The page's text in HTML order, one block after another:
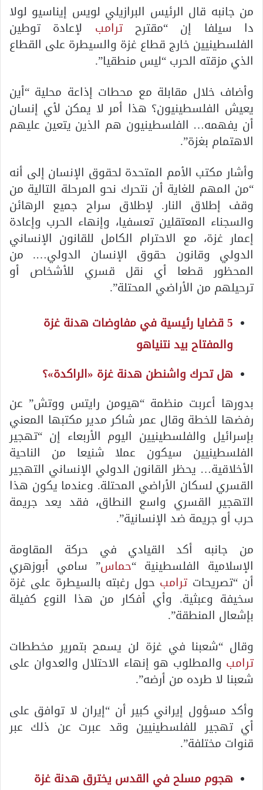
من جانبه قال الرئيس البرازيلي لويس إيناسيو لولا
دا سيلفا إن “مقترح ترامب لإعادة توطين
الفلسطينيين خارج قطاع غزة والسيطرة على القطاع
الذي مزقته الحرب “ليس منطقيا”.
وأضاف خلال مقابلة مع محطات إذاعة محلية “أين
يعيش الفلسطينيون؟ هذا أمر لا يمكن لأي إنسان
أن يفهمه… الفلسطينيون هم الذين يتعين عليهم
الاهتمام بغزة”.
وأشار مكتب الأمم المتحدة لحقوق الإنسان إلى أنه
“من المهم للغاية أن نتحرك نحو المرحلة التالية من
وقف إطلاق النار. لإطلاق سراح جميع الرهائن
والسجناء المعتقلين تعسفيا، وإنهاء الحرب وإعادة
إعمار غزة، مع الاحترام الكامل للقانون الإنساني
الدولي وقانون حقوق الإنسان الدولي…. من
المحظور قطعا أي نقل قسري للأشخاص أو
ترحيلهم من الأراضي المحتلة”.
5 قضايا رئيسية في مفاوضات هدنة غزة
والمفتاح بيد نتنياهو
هل تحرك واشنطن هدنة غزة «الراكدة»؟
بدورها أعربت منظمة “هيومن رايتس ووتش” عن
رفضها للخطة وقال عمر شاكر مدير مكتبها المعني
بإسرائيل والفلسطينيين اليوم الأربعاء إن “تهجير
الفلسطينيين سيكون عملا شنيعا من الناحية
الأخلاقية… يحظر القانون الدولي الإنساني التهجير
القسري لسكان الأراضي المحتلة. وعندما يكون هذا
التهجير القسري واسع النطاق، فقد يعد جريمة
حرب أو جريمة ضد الإنسانية”.
من جانبه أكد القيادي في حركة المقاومة
الإسلامية الفلسطينية “حماس” سامي أبوزهري
أن “تصريحات ترامب حول رغبته بالسيطرة على غزة
سخيفة وعبثية. وأي أفكار من هذا النوع كفيلة
بإشعال المنطقة”.
وقال “شعبنا في غزة لن يسمح بتمرير مخططات
ترامب والمطلوب هو إنهاء الاحتلال والعدوان على
شعبنا لا طرده من أرضه”.
وأكد مسؤول إيراني كبير أن “إيران لا توافق على
أي تهجير للفلسطينيين وقد عبرت عن ذلك عبر
قنوات مختلفة”.
هجوم مسلح في القدس يخترق هدنة غزة